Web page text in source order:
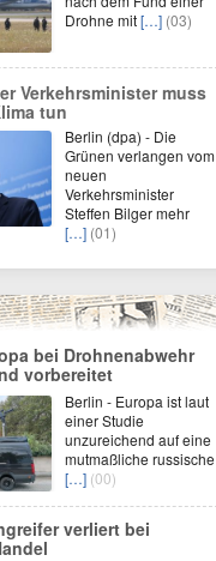
Drohne mit[…] (03)
Verkehrsminister muss
tun
Berlin (dpa) - Die
Grünen verlangen vom
neuen
Verkehrsminister
Steffen Bilger mehr
[…] (01)
bei Drohnenabwehr
vorbereitet
Berlin - Europa ist laut
einer Studie
unzureichend auf eine
mutmaßliche russische
[…] (00)
verliert bei